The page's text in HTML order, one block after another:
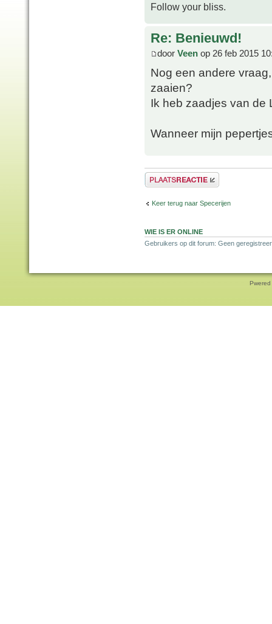
Follow your bliss.
Re: Benieuwd!
door Veen op 26 feb 2015
Nog een andere
zaaien?
Ik heb zaadjes van de
Wanneer mijn
Plaats een reactie
Keer terug naar Specerijen
WIE IS ER ONLINE
Gebruikers op dit forum: Geen